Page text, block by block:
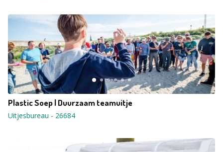
Plastic Soep | Duurzaam teamuitje
Uitjesbureau - 26684